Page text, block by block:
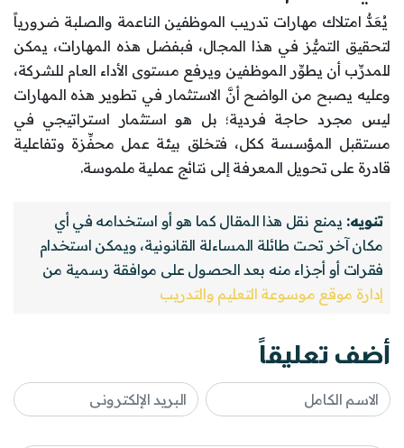
يُعَدُّ امتلاك مهارات تدريب الموظفين الناعمة والصلبة ضرورياً
لتحقيق التميُّز في هذا المجال، فبفضل هذه المهارات، يمكن
للمدرِّب أن يطوِّر الموظفين ويرفع مستوى الأداء العام للشركة،
وعليه يصبح من الواضح أنَّ الاستثمار في تطوير هذه المهارات
ليس مجرد حاجة فردية؛ بل هو استثمار استراتيجي في
مستقبل المؤسسة ككل، فتخلق بيئة عمل محفِّزة وتفاعلية
قادرة على تحويل المعرفة إلى نتائج عملية ملموسة.
تنويه: يمنع نقل هذا المقال كما هو أو استخدامه في أي
مكان آخر تحت طائلة المساءلة القانونية، ويمكن استخدام
فقرات أو أجزاء منه بعد الحصول على موافقة رسمية من
إدارة موقع موسوعة التعليم والتدريب
أضف تعليقاً